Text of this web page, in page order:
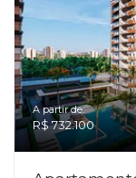
A partir de:
R$ 732.100